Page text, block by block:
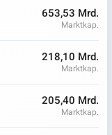
653,53 Mrd.
Marktkap.
218,10 Mrd.
Marktkap.
205,40 Mrd.
Marktkap.